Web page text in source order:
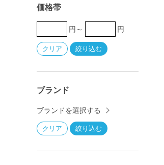
価格帯
円～ 円
ブランド
ブランドを選択する